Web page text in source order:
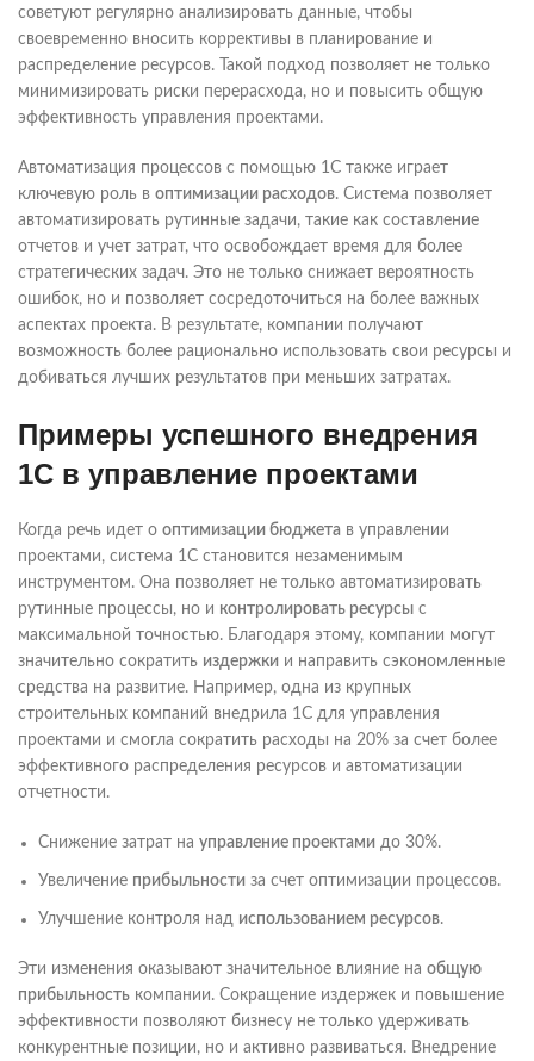
советуют регулярно анализировать данные, чтобы
своевременно вносить коррективы в планирование и
распределение ресурсов. Такой подход позволяет не только
минимизировать риски перерасхода, но и повысить общую
эффективность управления проектами.
Автоматизация процессов с помощью 1С также играет
ключевую роль в оптимизации расходов. Система позволяет
автоматизировать рутинные задачи, такие как составление
отчетов и учет затрат, что освобождает время для более
стратегических задач. Это не только снижает вероятность
ошибок, но и позволяет сосредоточиться на более важных
аспектах проекта. В результате, компании получают
возможность более рационально использовать свои ресурсы и
добиваться лучших результатов при меньших затратах.
Примеры успешного внедрения
1С в управление проектами
Когда речь идет о оптимизации бюджета в управлении
проектами, система 1С становится незаменимым
инструментом. Она позволяет не только автоматизировать
рутинные процессы, но и контролировать ресурсы с
максимальной точностью. Благодаря этому, компании могут
значительно сократить издержки и направить сэкономленные
средства на развитие. Например, одна из крупных
строительных компаний внедрила 1С для управления
проектами и смогла сократить расходы на 20% за счет более
эффективного распределения ресурсов и автоматизации
отчетности.
Снижение затрат на управление проектами до 30%.
Увеличение прибыльности за счет оптимизации процессов.
Улучшение контроля над использованием ресурсов.
Эти изменения оказывают значительное влияние на общую
прибыльность компании. Сокращение издержек и повышение
эффективности позволяют бизнесу не только удерживать
конкурентные позиции, но и активно развиваться. Внедрение